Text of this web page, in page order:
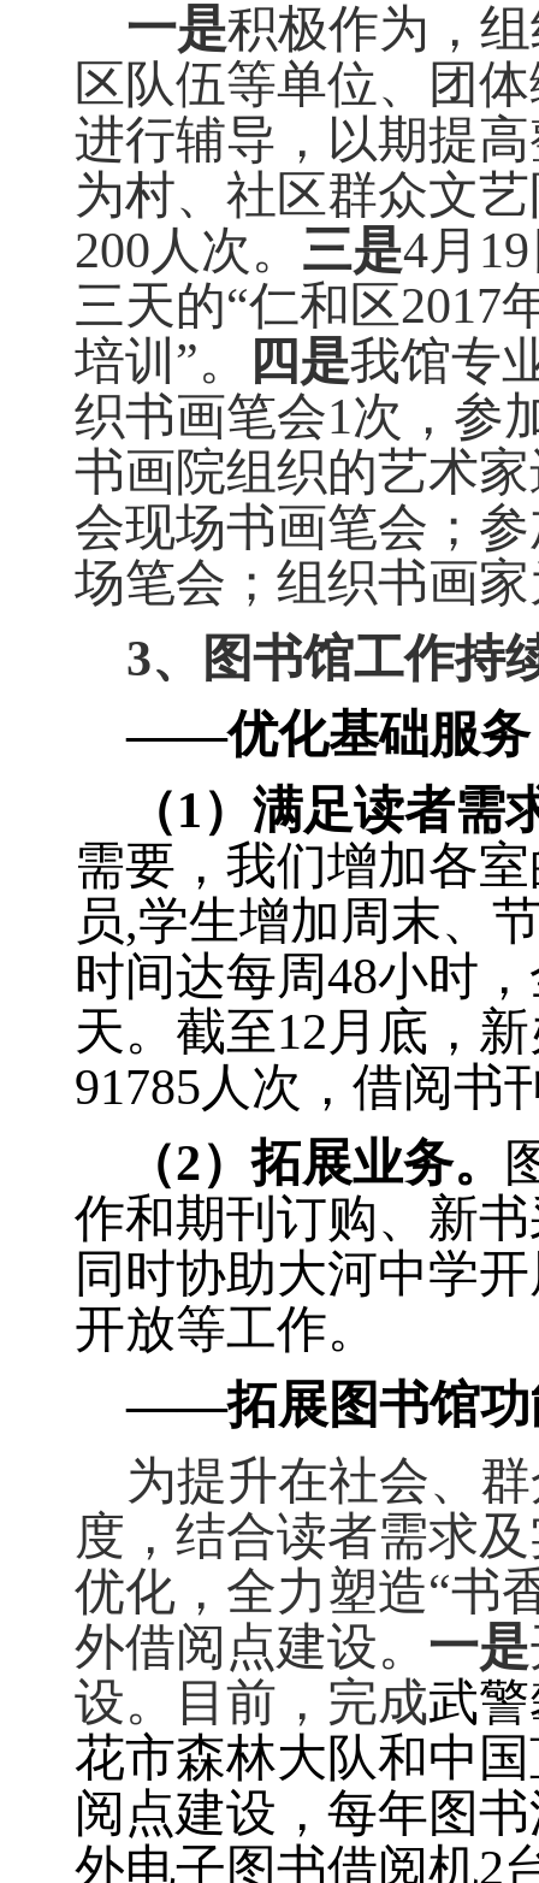
一是积极作为，
区队伍等单位、团
进行辅导，以期提
为村、社区群众文
200人次。 三是4月 19
三天的“仁和区2017
培训 ”。 四是我馆专
织书画笔会1次，参
书画院组织的艺术
会现场书画笔会；
场笔会；组织书画
3、图书馆工作持
——优化基础服务
（1）满足读者需
需要， 我们增加各
员,学生增加周末、
时间达每周48小时
天。截至12 月底，
91785人次，借阅书
（2）拓展业务。
作和期刊订购、新
同时协助大河中学
开放等工作。
——拓展图书馆功
为提升在社会、
度，结合读者需求
优化，全力塑造“书
外借阅点建设。 一是
设。目前，完成武
花市森林大队和中
阅点建设，每年图
外电子图书借阅机2